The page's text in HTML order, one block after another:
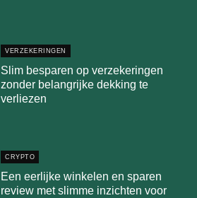
VERZEKERINGEN
Slim besparen op verzekeringen
zonder belangrijke dekking te
verliezen
CRYPTO
Een eerlijke winkelen en sparen
review met slimme inzichten voor